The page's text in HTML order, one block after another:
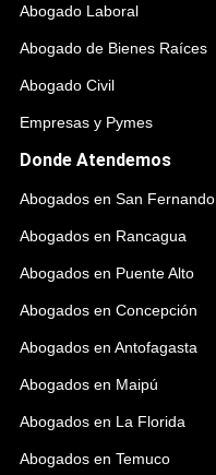
Abogado Laboral
Abogado de Bienes Raíces
Abogado Civil
Empresas y Pymes
Donde Atendemos
Abogados en San Fernando
Abogados en Rancagua
Abogados en Puente Alto
Abogados en Concepción
Abogados en Antofagasta
Abogados en Maipú
Abogados en La Florida
Abogados en Temuco